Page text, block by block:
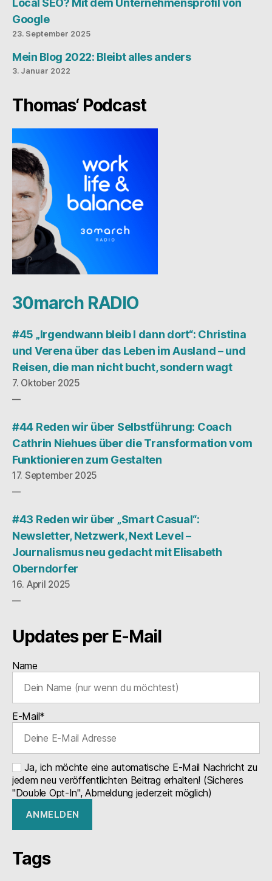
Local SEO? Mit dem Unternehmensprofil von
Google
23. September 2025
Mein Blog 2022: Bleibt alles anders
3. Januar 2022
Thomas‘ Podcast
30march RADIO
#45 „Irgendwann bleib I dann dort“: Christina
und Verena über das Leben im Ausland – und
Reisen, die man nicht bucht, sondern wagt
7. Oktober 2025
#44 Reden wir über Selbstführung: Coach
Cathrin Niehues über die Transformation vom
Funktionieren zum Gestalten
17. September 2025
#43 Reden wir über „Smart Casual“:
Newsletter, Netzwerk, Next Level –
Journalismus neu gedacht mit Elisabeth
Oberndorfer
16. April 2025
Updates per E-Mail
Name
E-Mail*
Ja, ich möchte eine automatische E-Mail Nachricht zu
jedem neu veröffentlichten Beitrag erhalten! (Sicheres
"Double Opt-In", Abmeldung jederzeit möglich)
Tags